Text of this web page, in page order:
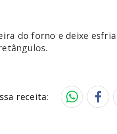
do forno e deixe
receita: